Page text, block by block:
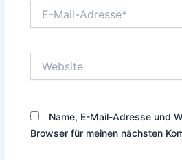
Mail-
Name, E-Mail-Adresse und
Browser für meinen nächsten